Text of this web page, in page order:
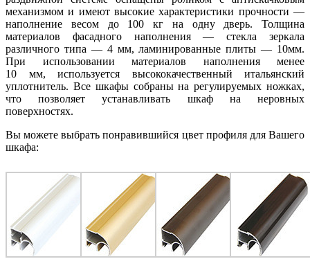
механизмом и имеют высокие характеристики прочности —
наполнение весом до 100 кг на одну дверь. Толщина
материалов фасадного наполнения — стекла зеркала
различного типа — 4 мм, ламинированные плиты — 10мм.
При использовании материалов наполнения менее
10 мм, используется высококачественный итальянский
уплотнитель. Все шкафы собраны на регулируемых ножках,
что позволяет устанавливать шкаф на неровных
поверхностях.
Вы можете выбрать понравившийся цвет профиля для Вашего
шкафа: